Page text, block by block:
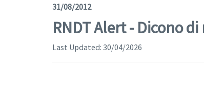
31/08/2012
RNDT Alert - Dicono di
Last Updated: 30/04/2026